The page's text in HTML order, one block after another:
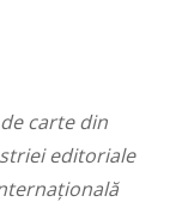
carte din
editoriale